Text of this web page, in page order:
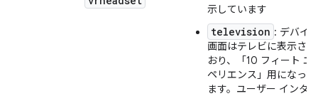
示しています
television : デバイ
画面はテレビに表示さ
おり、「10 フィート エ
ペリエンス」用になっ
ます。ユーザー インタ